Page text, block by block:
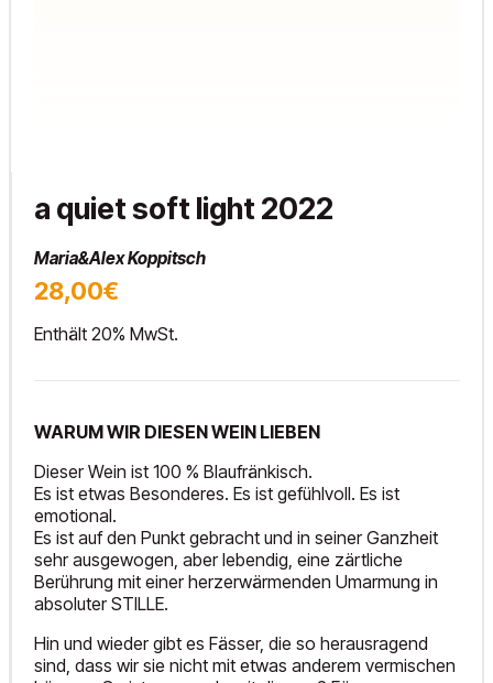
a quiet soft light 2022
Maria&Alex Koppitsch
28,00€
Enthält 20% MwSt.
WARUM WIR DIESEN WEIN LIEBEN
Dieser Wein ist 100 % Blaufränkisch.
Es ist etwas Besonderes. Es ist gefühlvoll. Es ist
emotional.
Es ist auf den Punkt gebracht und in seiner Ganzheit
sehr ausgewogen, aber lebendig, eine zärtliche
Berührung mit einer herzerwärmenden Umarmung in
absoluter STILLE.
Hin und wieder gibt es Fässer, die so herausragend
sind, dass wir sie nicht mit etwas anderem vermischen